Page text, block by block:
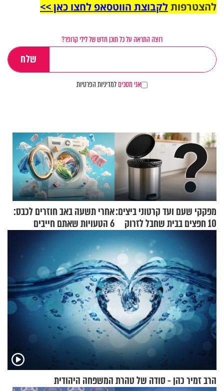
להצטרפותלקבוצת הווטסאפ לחצו כאן >>
רוצה התראה על כל תוכן חדש של לילי קרופר?
אני מסכיםלמדיניות הפרטיות
מפקקי שעם ועד קרטוני ביצים:
10 חפצים בבית שחבל לזרוק
אחרי תשעה באב חוזרים לכבס:
6 הטעויות שאתם חייבים
להפסיק לעשות
הרב זמיר כהן - סודה של טהרת המשפחה היהודית